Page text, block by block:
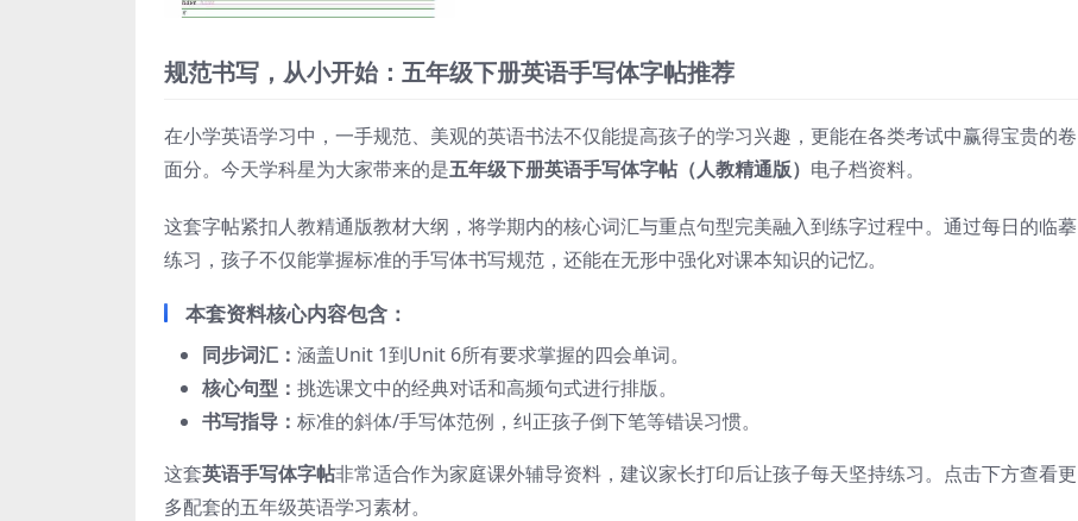
规范书写，从小开始：五年级下册英语手写体字帖推荐
在小学英语学习中，一手规范、美观的英语书法不仅能提高孩子的学习兴趣，更能在各类考试中赢得宝贵的卷
面分。今天学科星为大家带来的是五年级下册英语手写体字帖（人教精通版） 电子档资料。
这套字帖紧扣人教精通版教材大纲，将学期内的核心词汇与重点句型完美融入到练字过程中。通过每日的临摹
练习，孩子不仅能掌握标准的手写体书写规范，还能在无形中强化对课本知识的记忆。
本套资料核心内容包含：
同步词汇： 涵盖Unit 1到Unit 6所有要求掌握的四会单词。
核心句型： 挑选课文中的经典对话和高频句式进行排版。
书写指导： 标准的斜体/手写体范例，纠正孩子倒下笔等错误习惯。
这套英语手写体字帖非常适合作为家庭课外辅导资料，建议家长打印后让孩子每天坚持练习。点击下方查看更
多配套的五年级英语学习素材。